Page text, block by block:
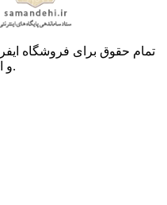
و انتشار محتوا با حفظ اثر بلامانع است.